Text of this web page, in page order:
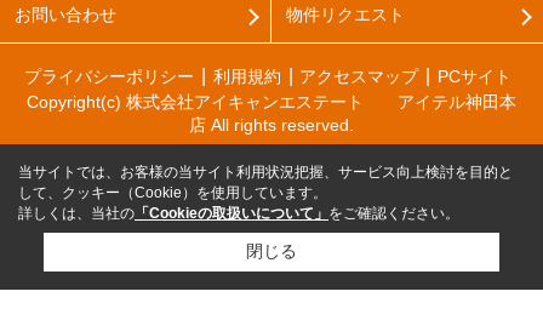
お問い合わせ 物件リクエスト
プライバシーポリシー 利用規約 アクセスマップ
PCサイト
Copyright(c) 株式会社アイキャンエステート アイテル神田本
店 All rights reserved.
当サイトでは、お客様の当サイト利用状況把握、サービス向上検討を目的と
して、クッキー（Cookie）を使用しています。
詳しくは、当社の 「Cookieの取扱いについて」 をご確認ください。
閉じる